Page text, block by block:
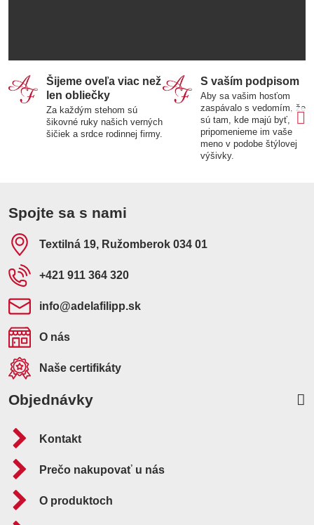
Šijeme oveľa viac než
len obliečky
Za každým stehom sú
šikovné ruky našich verných
šičiek a srdce rodinnej firmy.
S vaším podpisom
Aby sa vašim hosťom
zaspávalo s vedomím, že
sú tam, kde majú byť,
pripomenieme im vaše
meno v podobe štýlovej
výšivky.
Spojte sa s nami
Textilná 19, Ružomberok 034 01
+421 911 364 320
info​@adelafilipp​.sk
O nás
Naše certifikáty
Objednávky
Kontakt
Prečo nakupovať u nás
O produktoch